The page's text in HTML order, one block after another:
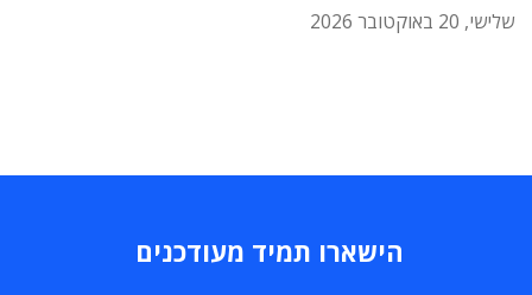
שלישי, 20 באוקטובר 2026
הישארו תמיד מעודכנים